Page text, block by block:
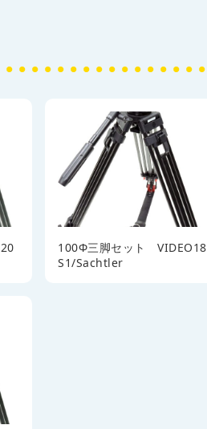
100Φ三脚セット VIDEO18
S1/Sachtler